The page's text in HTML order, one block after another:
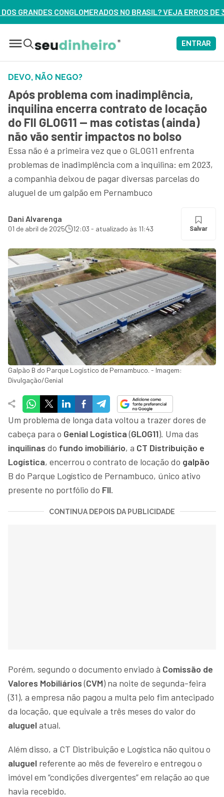
NO BRASIL? VEJA ERROS DE 3 DELES – ASSISTA AGORA
ENTRAR
DEVO, NÃO NEGO?
Após problema com inadimplência,
inquilina encerra contrato de locação
do FII GLOG11 — mas cotistas (ainda)
não vão sentir impactos no bolso
Essa não é a primeira vez que o GLOG11 enfrenta
problemas de inadimplência com a inquilina: em 2023,
a companhia deixou de pagar diversas parcelas do
aluguel de um galpão em Pernambuco
Dani Alvarenga
01 de abril de 2025 12:03 - atualizado às 11:43 Salvar
Galpão B do Parque Logístico de Pernambuco. - Imagem:
Divulgação/Genial
Um problema de longa data voltou a trazer dores de
cabeça para o Genial Logística(GLOG11). Uma das
inquilinas do fundo imobiliário, a CT Distribuição e
Logística, encerrou o contrato de locação do galpão
B do Parque Logístico de Pernambuco, único ativo
presente no portfólio do FII.
CONTINUA DEPOIS DA PUBLICIDADE
Porém, segundo o documento enviado à Comissão de
Valores Mobiliários(CVM) na noite de segunda-feira
(31), a empresa não pagou a multa pelo fim antecipado
da locação, que equivale a três meses do valor do
aluguel atual.
Além disso, a CT Distribuição e Logística não quitou o
aluguel referente ao mês de fevereiro e entregou o
imóvel em “condições divergentes” em relação ao que
havia recebido.